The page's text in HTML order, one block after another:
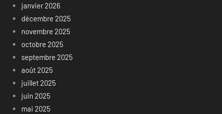
janvier 2026
décembre 2025
novembre 2025
octobre 2025
septembre 2025
août 2025
juillet 2025
juin 2025
mai 2025